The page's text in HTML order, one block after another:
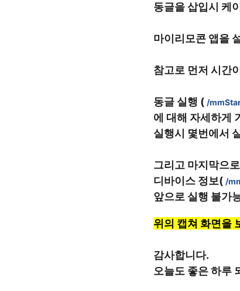
동글을 삽입시 케
마이리모콘 앱을
참고로 먼저 시간
동글 실행 ( /
에 대해 자세하게
실행시 몇번에서
그리고 마지막으
디바이스 정보( /
앞으로 실행 불가
위의 캡쳐 화면을
감사합니다.
오늘도 좋은 하루